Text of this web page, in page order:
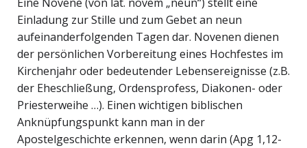
Einladung zur Stille und zum Gebet an neun
aufeinanderfolgenden Tagen dar. Novenen dienen
der persönlichen Vorbereitung eines Hochfestes im
Kirchenjahr oder bedeutender Lebensereignisse (z.B.
der Eheschließung, Ordensprofess, Diakonen- oder
Priesterweihe …). Einen wichtigen biblischen
Anknüpfungspunkt kann man in der
Apostelgeschichte erkennen, wenn darin (Apg 1,12-